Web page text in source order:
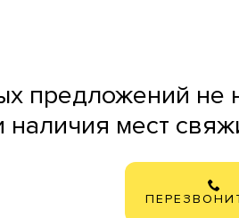
предложений не
наличия мест